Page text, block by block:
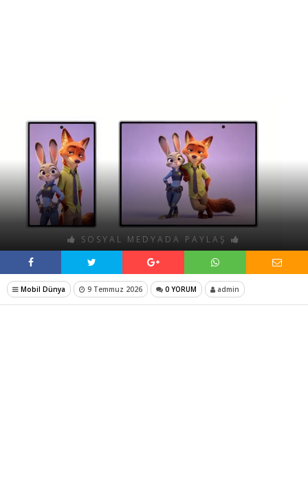
SOSYAL MEDYADA PAYLAŞ
Mobil Dünya 9 Temmuz 2026 0 YORUM admin